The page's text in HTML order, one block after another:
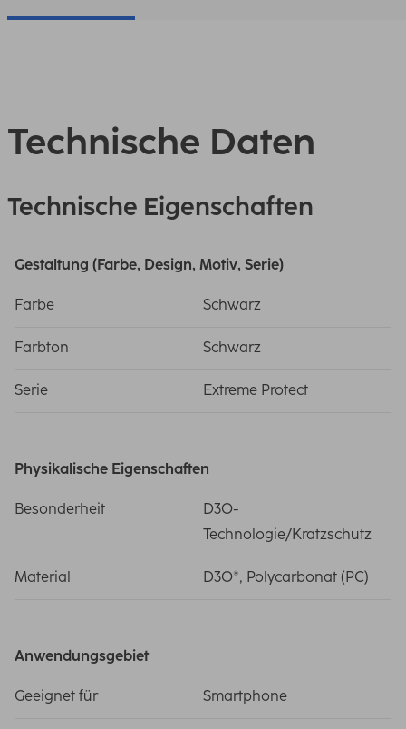
Technische Daten
Technische Eigenschaften
Gestaltung (Farbe, Design, Motiv, Serie)
Farbe Schwarz
Farbton Schwarz
Serie Extreme Protect
Physikalische Eigenschaften
Besonderheit
D3O-
Technologie/Kratzschutz
Material D3O®, Polycarbonat (PC)
Anwendungsgebiet
Geeignet für Smartphone